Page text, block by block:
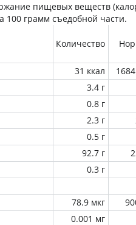
пищевых веществ
100 грамм съедобной части.
Количество
31 ккал
3.4 г
0.8 г
2.3 г
0.5 г
92.7 г
0.3 г
78.9 мкг
0.001 мг